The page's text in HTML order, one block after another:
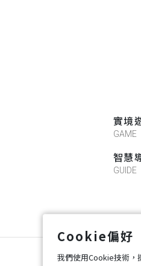
實境
GAME
智慧
GUIDE
Cookie偏好
我們使用Cookie技術，